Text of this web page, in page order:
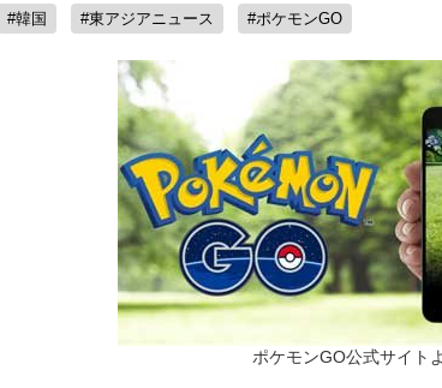
#韓国 #東アジアニュース #ポケモンGO
ポケモンGO公式サイト